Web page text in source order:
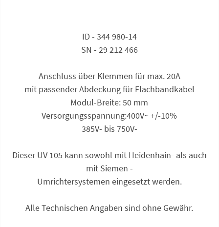
ID - 344 980-14
SN - 29 212 466
Anschluss über Klemmen für max. 20A
mit passender Abdeckung für Flachbandkabel
Modul-Breite: 50 mm
Versorgungsspannung:400V~ +/-10%
385V- bis 750V-
Dieser UV 105 kann sowohl mit Heidenhain- als auch
mit Siemen -
Umrichtersystemen eingesetzt werden.
Alle Technischen Angaben sind ohne Gewähr.